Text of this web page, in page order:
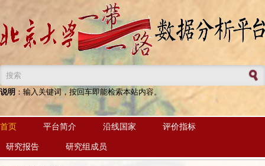
搜索表单
说明 ：输入关键词，按回车即能检索本站内容。
首页 平台简介 沿线国家 评价指标
研究报告 研究组成员